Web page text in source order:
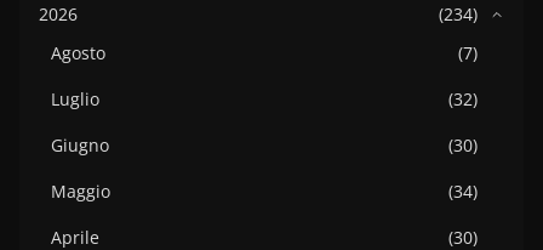
2026
(234)
Agosto
(7)
Luglio
(32)
Giugno
(30)
Maggio
(34)
Aprile
(30)